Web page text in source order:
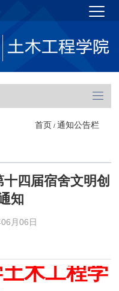
首页 / 通知公告栏
四届宿舍文明创
知
月06日
木工程学